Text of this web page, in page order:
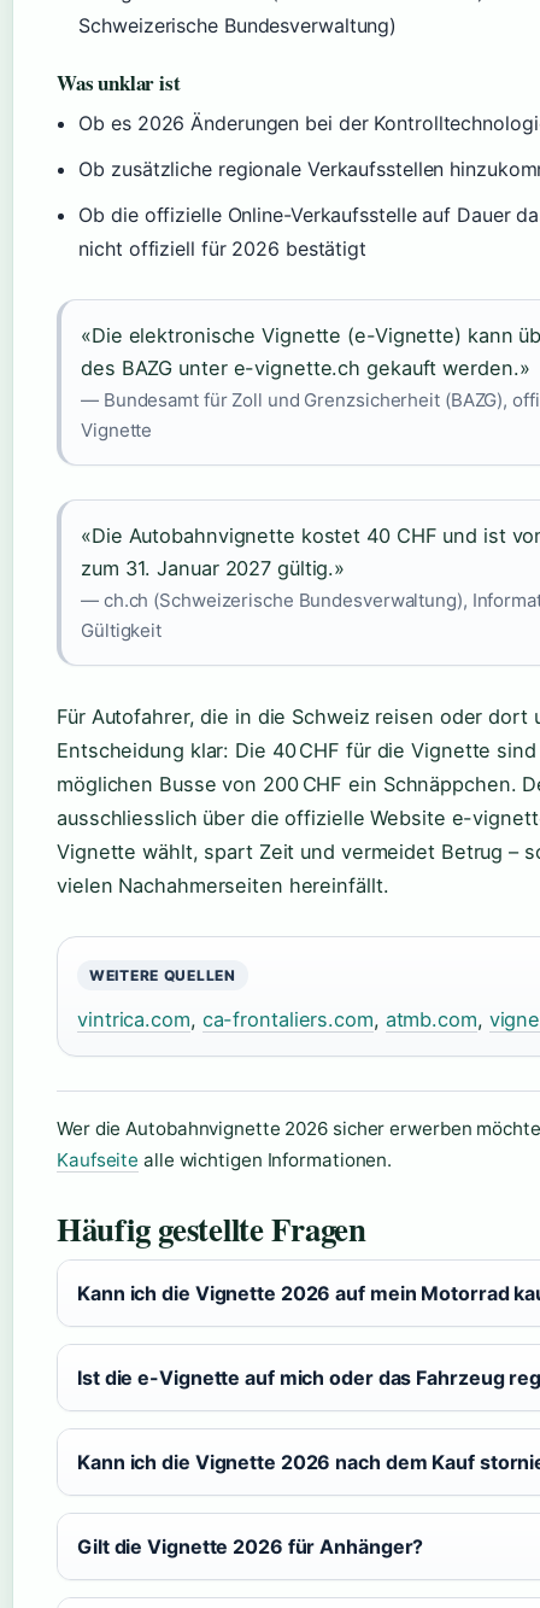
Schweizerische Bundesverwaltung)
Was unklar ist
Ob es 2026 Änderungen bei der
Ob zusätzliche regionale Verkaufsstellen
Ob die offizielle Online-Verkaufsstelle auf Dauer
nicht offiziell für 2026 bestätigt
«Die elektronische Vignette (e-Vignette) kann
des BAZG unter e-vignette.ch gekauft werden.»
— Bundesamt für Zoll und Grenzsicherheit (BAZG),
Vignette
«Die Autobahnvignette kostet 40 CHF und ist
zum 31. Januar 2027 gültig.»
— ch.ch (Schweizerische Bundesverwaltung),
Gültigkeit
Für Autofahrer, die in die Schweiz reisen oder dort
Entscheidung klar: Die 40 CHF für die Vignette
möglichen Busse von 200 CHF ein Schnäppchen.
ausschliesslich über die offizielle Website e-
Vignette wählt, spart Zeit und vermeidet Betrug –
vielen Nachahmerseiten hereinfällt.
WEITERE QUELLEN
vintrica.com, ca-frontaliers.com, atmb.com,
Wer die Autobahnvignette 2026 sicher erwerben
Kaufseite alle wichtigen Informationen.
Häufig gestellte Fragen
Kann ich die Vignette 2026 auf mein Motorrad
Ist die e-Vignette auf mich oder das Fahrzeug
Kann ich die Vignette 2026 nach dem Kauf
Gilt die Vignette 2026 für Anhänger?